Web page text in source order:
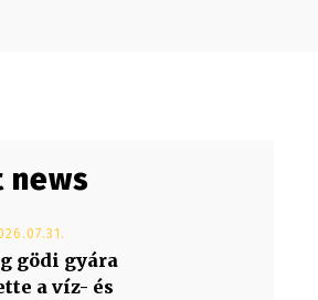
news
gödi gyára
a víz- és